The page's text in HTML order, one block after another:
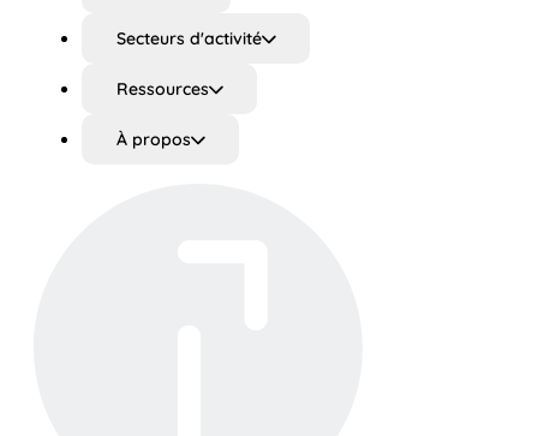
Secteurs d'activité
Ressources
À propos